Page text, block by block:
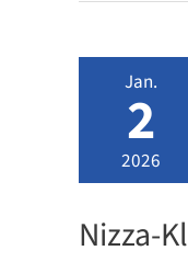
Jan.
2
2026
Nizza-